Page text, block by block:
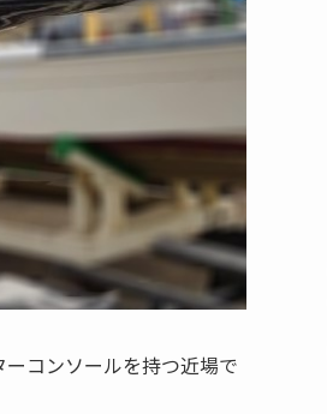
コンソールを持つ近場で